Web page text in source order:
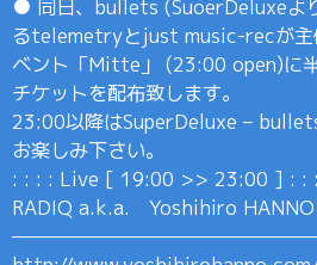
● 同日、bullets (SuoerDeluxeよ
るtelemetryとjust music-recが主
ベント「Mitte」 (23:00 open)に
チケットを配布致します。
23:00以降はSuperDeluxe –
お楽しみ下さい。
: : : : Live [ 19:00 >> 23:00 ] : :
RADIQ a.k.a. Yoshihiro